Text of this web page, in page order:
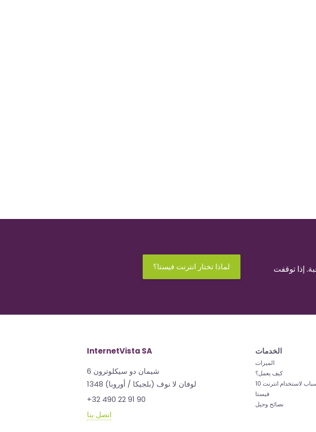
إذا توقفت
لماذا تختار انترنت فيستا؟
InternetVista SA
شيمان دو سيكلوترون 6
1348 لوفان لا نوف (بلجيكا / أوروبا)
+32 490 22 91 90
اتصل بنا
الخدمات
الميزات
كيف يعمل؟
10 أسباب لاستخدام انترنت
فيستا
نصائح وحيل